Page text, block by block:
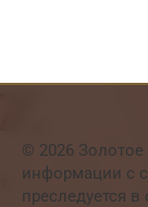
© 2026
информации с
преследуется